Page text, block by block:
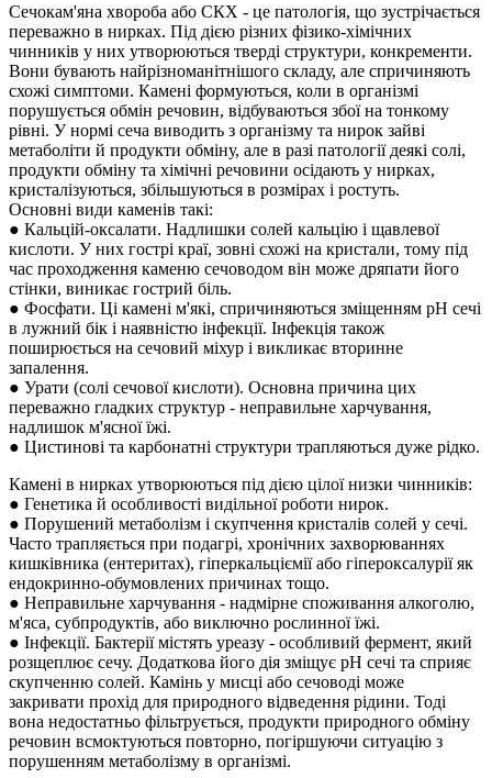
Сечокам'яна хвороба або СКХ - це патологія, що зустрічається
переважно в нирках. Під дією різних фізико-хімічних
чинників у них утворюються тверді структури, конкременти.
Вони бувають найрізноманітнішого складу, але спричиняють
схожі симптоми. Камені формуються, коли в організмі
порушується обмін речовин, відбуваються збої на тонкому
рівні. У нормі сеча виводить з організму та нирок зайві
метаболіти й продукти обміну, але в разі патології деякі солі,
продукти обміну та хімічні речовини осідають у нирках,
кристалізуються, збільшуються в розмірах і ростуть.
Основні види каменів такі:
● Кальцій-оксалати. Надлишки солей кальцію і щавлевої
кислоти. У них гострі краї, зовні схожі на кристали, тому під
час проходження каменю сечоводом він може дряпати його
стінки, виникає гострий біль.
● Фосфати. Ці камені м'які, спричиняються зміщенням рН сечі
в лужний бік і наявністю інфекції. Інфекція також
поширюється на сечовий міхур і викликає вторинне
запалення.
● Урати (солі сечової кислоти). Основна причина цих
переважно гладких структур - неправильне харчування,
надлишок м'ясної їжі.
● Цистинові та карбонатні структури трапляються дуже рідко.
Камені в нирках утворюються під дією цілої низки чинників:
● Генетика й особливості видільної роботи нирок.
● Порушений метаболізм і скупчення кристалів солей у сечі.
Часто трапляється при подагрі, хронічних захворюваннях
кишківника (ентеритах), гіперкальціємії або гіпероксалурії як
ендокринно-обумовлених причинах тощо.
● Неправильне харчування - надмірне споживання алкоголю,
м'яса, субпродуктів, або виключно рослинної їжі.
● Інфекції. Бактерії містять уреазу - особливий фермент, який
розщеплює сечу. Додаткова його дія зміщує рН сечі та сприяє
скупченню солей. Камінь у мисці або сечоводі може
закривати прохід для природного відведення рідини. Тоді
вона недостатньо фільтрується, продукти природного обміну
речовин всмоктуються повторно, погіршуючи ситуацію з
порушенням метаболізму в організмі.